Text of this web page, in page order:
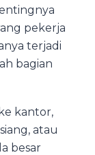
pekerja
terjadi
bagian
kantor,
atau
besar